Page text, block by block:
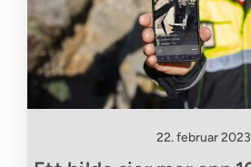
22. februar 2023